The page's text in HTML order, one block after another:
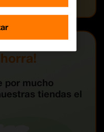
por mucho
tiendas el